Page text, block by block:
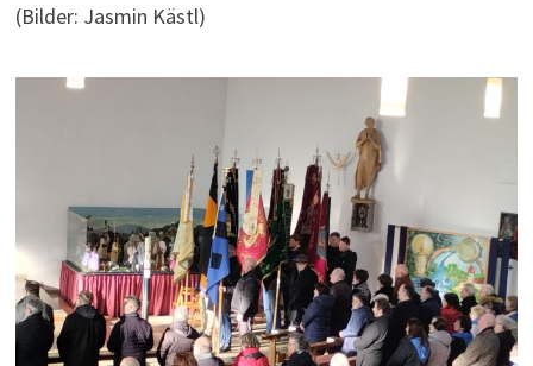
(Bilder: Jasmin Kästl)